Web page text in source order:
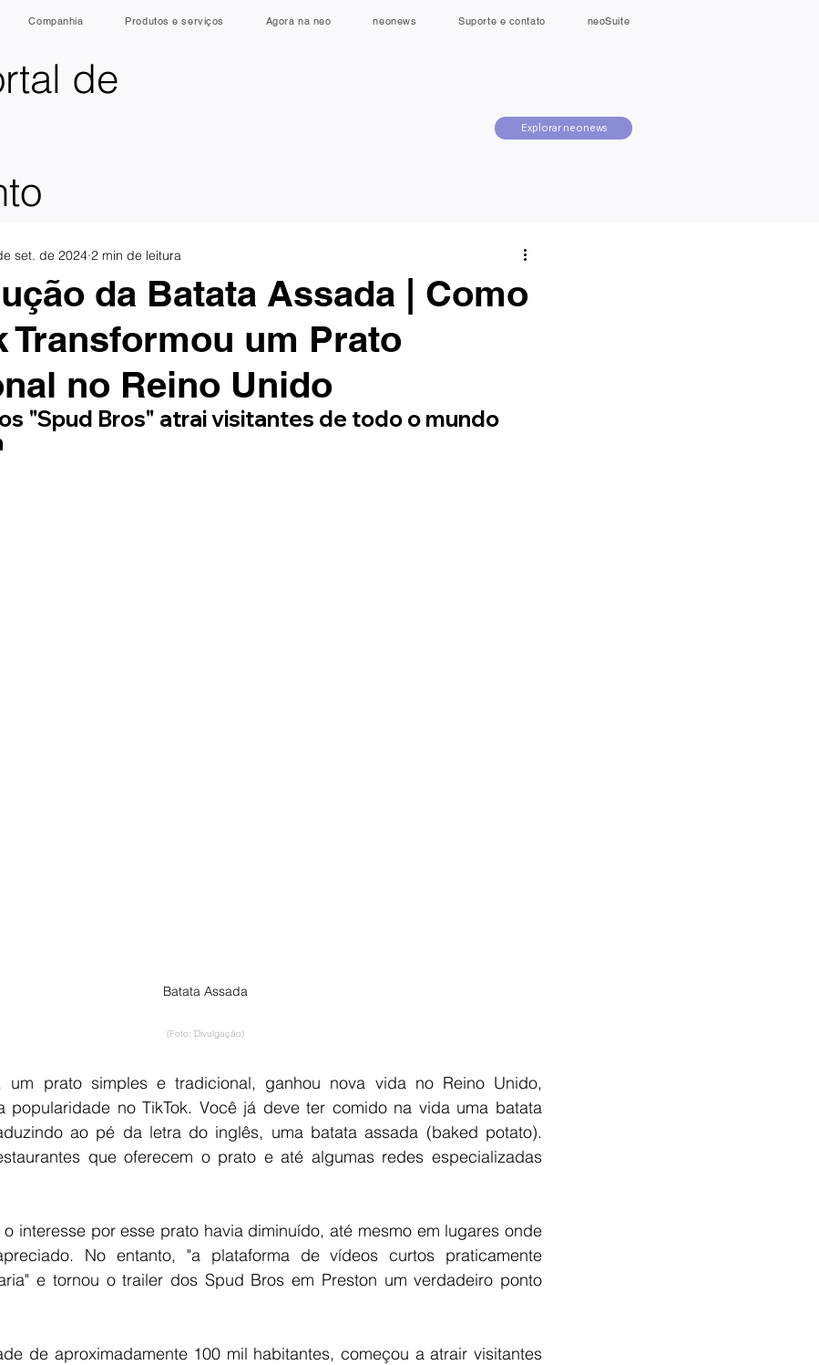
Explorar neonews
de
Companhia Produtos e serviços Agora na neo neonews Suporte e contato neoSuite
da Batata Assada | Como
Transformou um Prato
no Reino Unido
set. de 2024 2 min de leitura
"Spud Bros" atrai visitantes de todo o mundo
Batata Assada
(Foto: Divulgação)
um prato simples e tradicional, ganhou nova vida no Reino Unido,
popularidade no TikTok. Você já deve ter comido na vida uma batata
ao pé da letra do inglês, uma batata assada (baked potato).
que oferecem o prato e até algumas redes especializadas
interesse por esse prato havia diminuído, até mesmo em lugares onde
No entanto, "a plataforma de vídeos curtos praticamente
e tornou o trailer dos Spud Bros em Preston um verdadeiro ponto
de aproximadamente 100 mil habitantes, começou a atrair visitantes